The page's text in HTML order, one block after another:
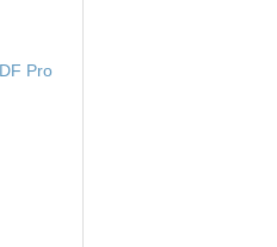
Pro